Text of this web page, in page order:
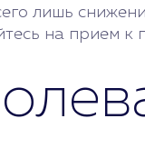
лишь
на прием к